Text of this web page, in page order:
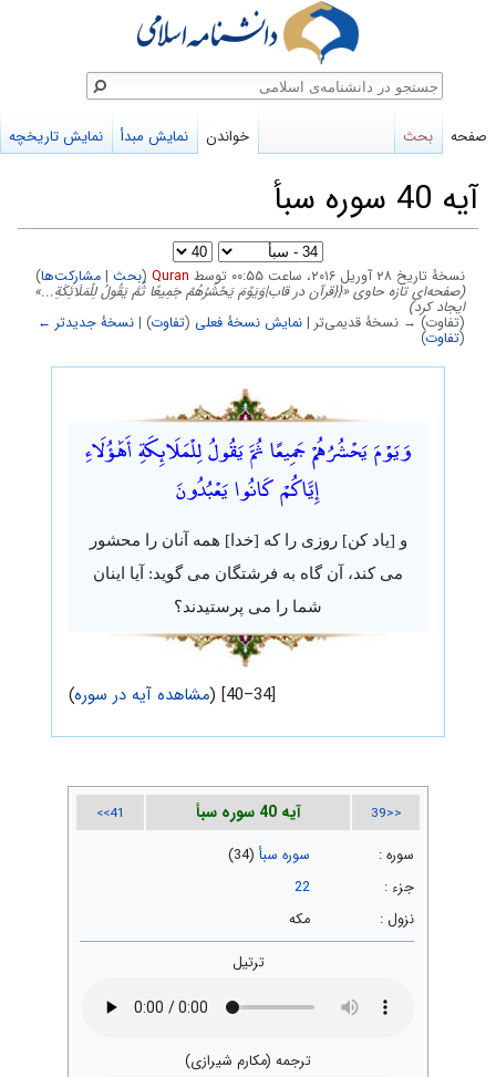
آیه 40 سوره سبأ
نسخهٔ تاریخ ‏۲۸ آوریل ۲۰۱۶، ساعت ۰۰:۵۵ توسط Quran
(بحث |مشارکت‌ها)
(صفحه‌ای تازه حاوی «{{قرآن در قاب|وَيَوْمَ يَحْشُرُهُمْ جَمِيعًا ثُمَّ يَقُولُ لِلْمَلَائِكَةِ...»
ایجاد کرد)
(تفاوت) → نسخهٔ قدیمی‌تر |نمایش نسخهٔ فعلی (تفاوت) |نسخهٔ جدیدتر ←
(تفاوت)
وَيَوْمَ يَحْشُرُهُمْ جَمِيعًا ثُمَّ يَقُولُ لِلْمَلَائِكَةِ أَهَٰؤُلَاءِ
إِيَّاكُمْ كَانُوا يَعْبُدُونَ
و [یاد کن] روزی را که [خدا] همه آنان را محشور
می کند، آن گاه به فرشتگان می گوید: آیا اینان
شما را می پرستیدند؟
[34–40] ( مشاهده آیه در سوره)
<<39 آیه 40 سوره سبأ 41>>
سوره : سوره سبأ (34)
جزء :
22
نزول :
مکه
ترتیل
ترجمه (مکارم شیرازی)
صفحه بحث خواندن نمایش مبدأ نمایش تاریخچه
جستجو